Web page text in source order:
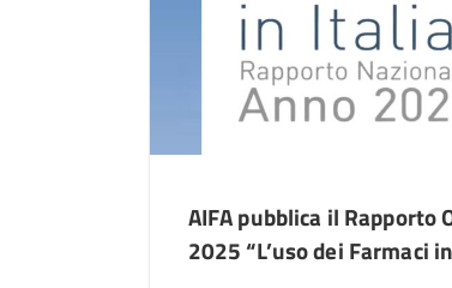
AIFA pubblica il Rapporto
2025 “L’uso dei Farmaci